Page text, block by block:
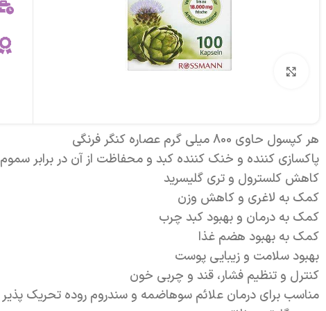
برای بزرگنمایی کلیک کنید
هر کپسول حاوی 800 میلی گرم عصاره کنگر فرنگی
پاکسازی کننده و خنک کننده کبد و محفاظت از آن در برابر سموم
کاهش کلسترول و تری گلیسرید
کمک به لاغری و کاهش وزن
کمک به درمان و بهبود کبد چرب
کمک به بهبود هضم غذا
بهبود سلامت و زیبایی پوست
کنترل و تنظیم فشار، قند و چربی خون
مناسب برای درمان علائم سوهاضمه و سندروم روده تحریک پذیر